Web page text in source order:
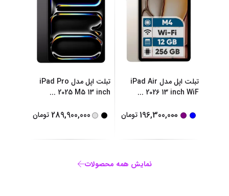
تبلت اپل مدل iPad Air
2026 13 inch WiF
...
...
196,300,000 تومان
تبلت اپل مدل iPad Pro
2025 M5 13 inch
...
289,900,000 تومان
نمایش همه محصولات